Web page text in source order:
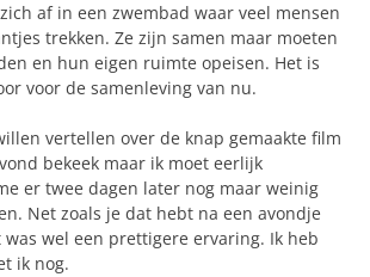
af in een zwembad waar veel mensen
trekken. Ze zijn samen maar moeten
en hun eigen ruimte opeisen. Het is
voor de samenleving van nu.
vertellen over de knap gemaakte film
bekeek maar ik moet eerlijk
er twee dagen later nog maar weinig
Net zoals je dat hebt na een avondje
wel een prettigere ervaring. Ik heb
ik nog.